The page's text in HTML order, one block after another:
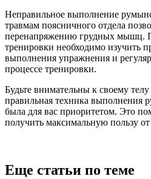
Неправильное выполнение
травмам поясничного отдела
перенапряжению грудных мышц.
тренировки необходимо изучить
выполнения упражнения и
процессе тренировки.
Будьте внимательны к своему
правильная техника выполнения
была для вас приоритетом. Это
получить максимальную пользу
Еще статьи по теме